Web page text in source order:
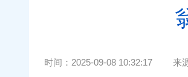
时间： 2025-09-08 10:32:17 来